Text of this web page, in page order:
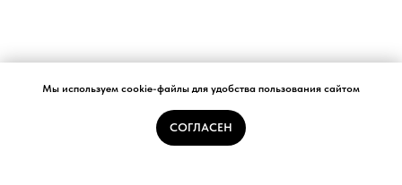
Мы используем cookie-файлы для удобства пользования сайтом
СОГЛАСЕН